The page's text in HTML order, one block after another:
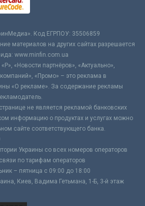
Код ЕГРПОУ: 35506859
материалов на других сайтах разрешается
www.minfin.com.ua
«Новости партнёров», «Актуально»,
«Промо» – это реклама в
«О рекламе». За содержание рекламы
не является рекламой банковских
информацию о продуктах и услугах можно
сайте соответствующего банка.
Украины со всех номеров операторов
по тарифам операторов
– пятница с 09:00 до 18:00
Киев, Вадима Гетьмана, 1-Б, 3-й этаж